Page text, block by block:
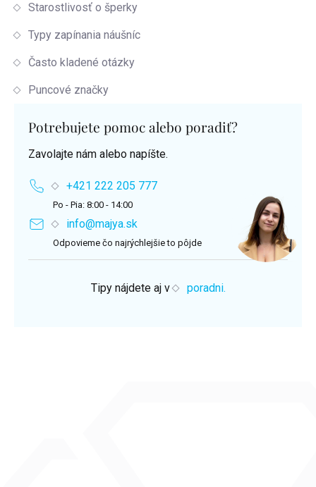
Starostlivosť o šperky
Typy zapínania náušníc
Často kladené otázky
Puncové značky
Potrebujete pomoc alebo poradiť?
Zavolajte nám alebo napíšte.
+421 222 205 777
Po - Pia: 8:00 - 14:00
info@majya.sk
Odpovieme čo najrýchlejšie to pôjde
Tipy nájdete aj v poradni.